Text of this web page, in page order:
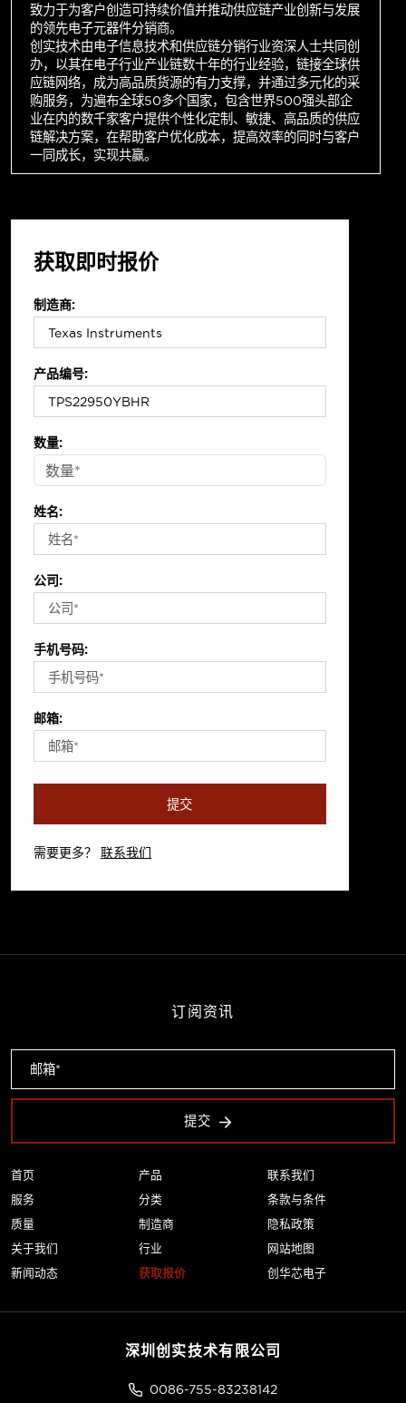
致力于为客户创造可持续价值并推动供应链产业创新与发展
的领先电子元器件分销商。
创实技术由电子信息技术和供应链分销行业资深人士共同创
办，以其在电子行业产业链数十年的行业经验，链接全球供
应链网络，成为高品质货源的有力支撑，并通过多元化的采
购服务，为遍布全球50多个国家，包含世界500强头部企
业在内的数千家客户提供个性化定制、敏捷、高品质的供应
链解决方案，在帮助客户优化成本，提高效率的同时与客户
一同成长，实现共赢。
获取即时报价
制造商:
产品编号:
数量:
姓名:
公司:
手机号码:
邮箱:
提交
需要更多？ 联系我们
首页
服务
质量
关于我们
新闻动态
产品
分类
制造商
行业
获取报价
联系我们
条款与条件
隐私政策
网站地图
创华芯电子
订阅资讯
提交
深圳创实技术有限公司
0086-755-83238142